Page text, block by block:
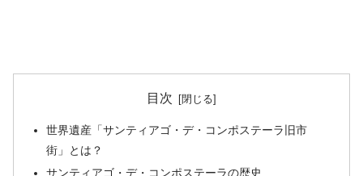
目次
世界遺産「サンティアゴ・デ・コンポステーラ旧市
街」とは？
サンティアゴ・デ・コンポステーラの歴史